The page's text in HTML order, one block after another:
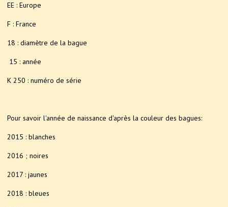
EE : Europe
F : France
18 : diamètre de la bague
15 : année
K 250 : numéro de série
Pour savoir l'année de naissance d'après la couleur des bagues:
2015 : blanches
2016 ; noires
2017 : jaunes
2018 : bleues